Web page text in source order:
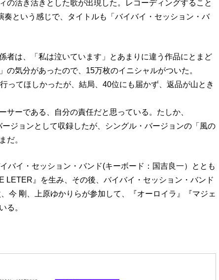
の活き活きとした歌が出現した。レコーディングすること
奏という感じで、タイトルも「バイバイ・セッション・バ
者は、「私は泣いています」とあまりに違う作品にとまど
の気分があったので、15万枚のイニシャルがついた。
ってほしかったが、結局、40位にも届かず、返品が山とき
サーである、自分の責任だと思っている。たしか、
ージョンとして収録したが、シングル・バージョンの「風の
だ。
バイ・セッション・バンド(キーボード：国吉良一）ととも
LETER』を生み、その後、バイバイ・セッション・バンド
今 剛、上原ゆかりらが参加して、『オーロイラ』『マジェ
る。